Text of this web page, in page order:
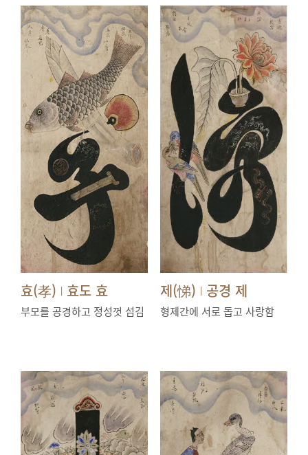
효(孝) | 효도 효
부모를 공경하고 정성껏 섬김
제(悌) | 공경 제
형제간에 서로 돕고 사랑함